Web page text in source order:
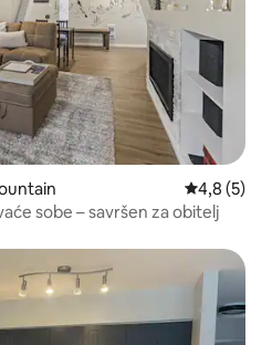
Prosječna
4,8 (5)
sobe – savršen za obitelj